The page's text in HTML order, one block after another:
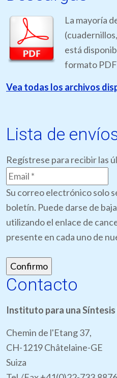
La mayoría
está
formato PDF
Vea todas los archivos
Lista de
Regístrese para recibir las
Su correo electrónico solo
boletín. Puede darse de
utilizando el enlace de
presente en cada uno de
Contacto
Instituto para una
Chemin de l'Etang 37,
CH-1219 Châtelaine-GE
Suiza